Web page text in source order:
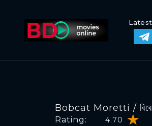
Latest
Bobcat Moretti /
Rating: 4.70